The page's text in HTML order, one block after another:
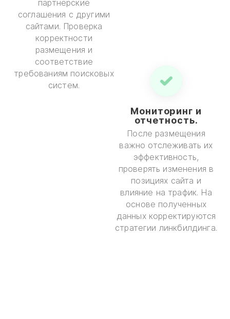
партнерские
соглашения с другими
сайтами. Проверка
корректности
размещения и
соответствие
требованиям поисковых
систем.
Мониторинг и
отчетность.
После размещения
важно отслеживать их
эффективность,
проверять изменения в
позициях сайта и
влияние на трафик. На
основе полученных
данных корректируются
стратегии линкбилдинга.